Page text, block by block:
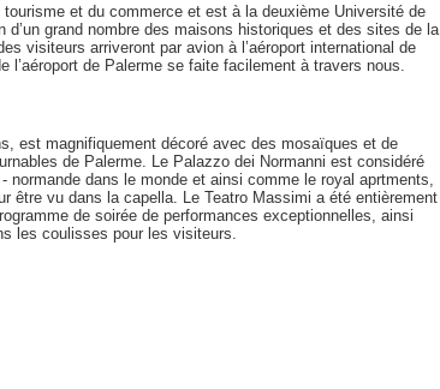
et du commerce et est à la deuxième Université de
d’un grand nombre des maisons historiques et des sites de la
visiteurs arriveront par avion à l’aéroport international de
l’aéroport de Palerme se faite facilement à travers nous.
est magnifiquement décoré avec des mosaïques et de
de Palerme. Le Palazzo dei Normanni est considéré
normande dans le monde et ainsi comme le royal aprtments,
être vu dans la capella. Le Teatro Massimi a été entièrement
de soirée de performances exceptionnelles, ainsi
les coulisses pour les visiteurs.